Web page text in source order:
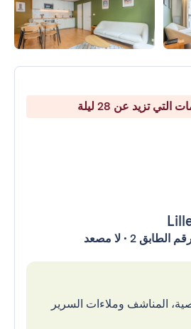
تزيد عن 28 ليلة
المناشف وملاءات السرير